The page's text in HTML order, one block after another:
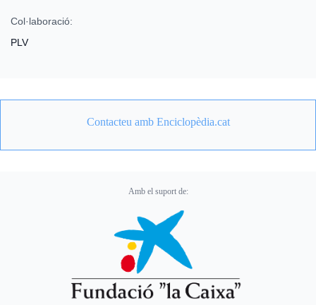
Col·laboració:
PLV
Contacteu amb Enciclopèdia.cat
Amb el suport de: